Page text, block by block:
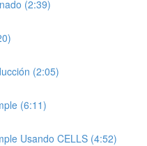
(2:39)
(2:05)
(6:11)
Usando CELLS (4:52)